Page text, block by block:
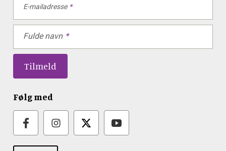
E-mailadresse
Fulde navn
Følg med